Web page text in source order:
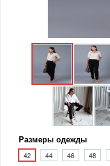
Размеры одежды
42 44 46 48